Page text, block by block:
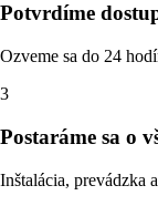
Potvrdíme
Ozveme sa do 24
3
Postaráme sa o
Inštalácia, prevádzka